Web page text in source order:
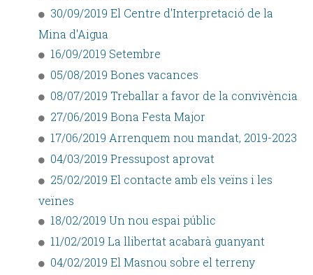
30/09/2019 El Centre d'Interpretació de la
Mina d'Aigua
16/09/2019 Setembre
05/08/2019 Bones vacances
08/07/2019 Treballar a favor de la convivència
27/06/2019 Bona Festa Major
17/06/2019 Arrenquem nou mandat, 2019-2023
04/03/2019 Pressupost aprovat
25/02/2019 El contacte amb els veïns i les
veïnes
18/02/2019 Un nou espai públic
11/02/2019 La llibertat acabarà guanyant
04/02/2019 El Masnou sobre el terreny